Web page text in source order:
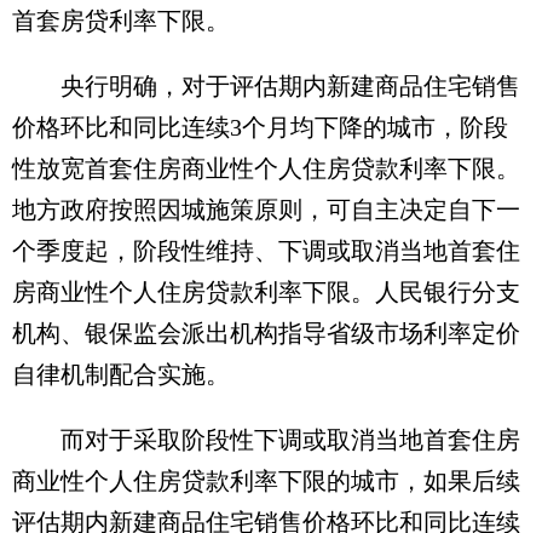
首套房贷利率下限。
央行明确，对于评估期内新建商品住宅销售
价格环比和同比连续3个月均下降的城市，阶段
性放宽首套住房商业性个人住房贷款利率下限。
地方政府按照因城施策原则，可自主决定自下一
个季度起，阶段性维持、下调或取消当地首套住
房商业性个人住房贷款利率下限。人民银行分支
机构、银保监会派出机构指导省级市场利率定价
自律机制配合实施。
而对于采取阶段性下调或取消当地首套住房
商业性个人住房贷款利率下限的城市，如果后续
评估期内新建商品住宅销售价格环比和同比连续